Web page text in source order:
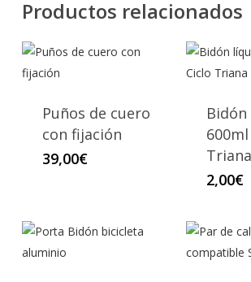
Productos relacionados
Puños de cuero
con fijación
39,00€
Triana
2,00€